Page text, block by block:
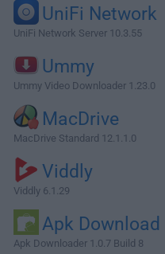
UniFi Network
UniFi Network Server 10.3.55
Ummy
Ummy Video Downloader 1.23.0
MacDrive
MacDrive Standard 12.1.1.0
Viddly
Viddly 6.1.29
Apk Download
Apk Downloader 1.0.7 Build 8